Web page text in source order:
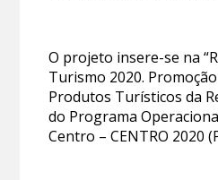
O projeto insere-se na
Turismo 2020.
Produtos Turísticos da
do Programa
Centro – CENTRO 2020